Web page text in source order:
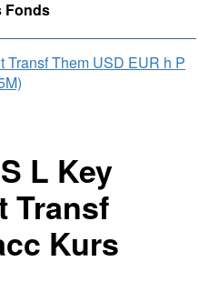
Fonds
Them USD EUR h P
L Key
Transf
Kurs